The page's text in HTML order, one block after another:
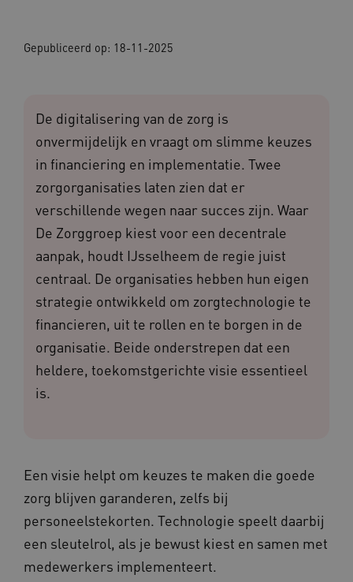
Gepubliceerd op: 18-11-2025
De digitalisering van de zorg is
onvermijdelijk en vraagt om slimme keuzes
in financiering en implementatie. Twee
zorgorganisaties laten zien dat er
verschillende wegen naar succes zijn. Waar
De Zorggroep kiest voor een decentrale
aanpak, houdt IJsselheem de regie juist
centraal. De organisaties hebben hun eigen
strategie ontwikkeld om zorgtechnologie te
financieren, uit te rollen en te borgen in de
organisatie. Beide onderstrepen dat een
heldere, toekomstgerichte visie essentieel
is.
Een visie helpt om keuzes te maken die goede
zorg blijven garanderen, zelfs bij
personeelstekorten. Technologie speelt daarbij
een sleutelrol, als je bewust kiest en samen met
medewerkers implementeert.